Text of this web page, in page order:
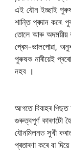
এই যৌন ইচ্ছাই
শান্তি প্ৰদান কৰে৷
তোলে আৰু অদময়ীয়
প্ৰেম-ভালপোৱা,
পুৰুষক নাৰীয়েই
নহব ।
আগতে বিবাহৰ পিছত
গুৰুত্বপূৰ্ণ কাৰণটৌ
যৌনমিলনত সুখী
প্ৰতাৰণা কৰে বা